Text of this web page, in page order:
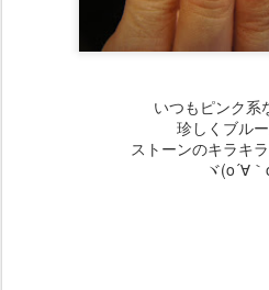
いつもピンク系
珍しくブル
ストーンのキラキ
ヾ(o´∀